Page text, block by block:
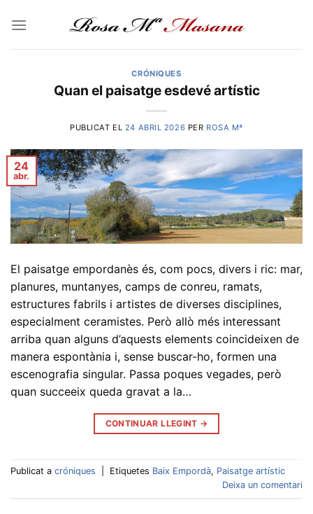
CRÓNIQUES
Quan el paisatge esdevé artístic
PUBLICAT EL 24 ABRIL 2026 PER ROSA Mª
24
abr.
El paisatge empordanès és, com pocs, divers i ric: mar,
planures, muntanyes, camps de conreu, ramats,
estructures fabrils i artistes de diverses disciplines,
especialment ceramistes. Però allò més interessant
arriba quan alguns d’aquests elements coincideixen de
manera espontània i, sense buscar-ho, formen una
escenografia singular. Passa poques vegades, però
quan succeeix queda gravat a la…
CONTINUAR LLEGINT →
Publicat a cróniques Etiquetes Baix Empordà, Paisatge artístic
Deixa un comentari